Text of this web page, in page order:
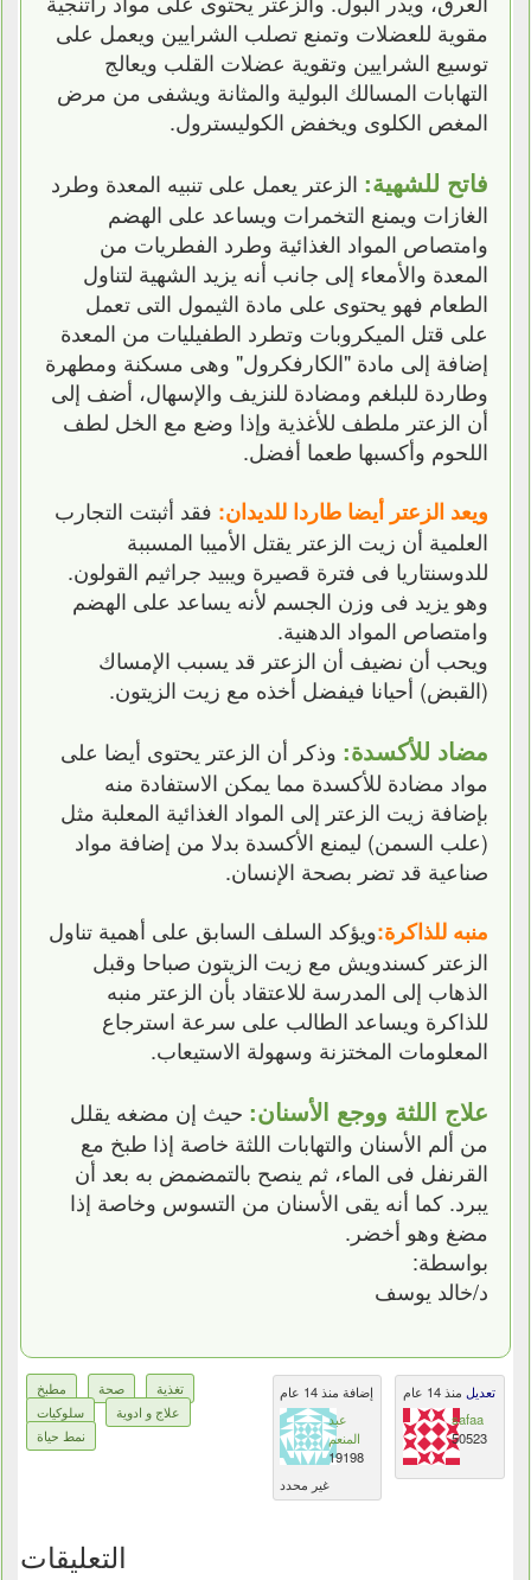
مقوية للعضلات وتمنع تصلب الشرايين ويعمل على
توسيع الشرايين وتقوية عضلات القلب ويعالج
التهابات المسالك البولية والمثانة ويشفى من مرض
المغص الكلوى ويخفض الكوليسترول.
فاتح للشهية: الزعتر يعمل على تنبيه المعدة وطرد
الغازات ويمنع التخمرات ويساعد على الهضم
وامتصاص المواد الغذائية وطرد الفطريات من
المعدة والأمعاء إلى جانب أنه يزيد الشهية لتناول
الطعام فهو يحتوى على مادة الثيمول التى تعمل
على قتل الميكروبات وتطرد الطفيليات من المعدة
إضافة إلى مادة "الكارفكرول" وهى مسكنة ومطهرة
وطاردة للبلغم ومضادة للنزيف والإسهال، أضف إلى
أن الزعتر ملطف للأغذية وإذا وضع مع الخل لطف
اللحوم وأكسبها طعما أفضل.
ويعد الزعتر أيضا طاردا للديدان: فقد أثبتت التجارب
العلمية أن زيت الزعتر يقتل الأميبا المسببة
للدوسنتاريا فى فترة قصيرة ويبيد جراثيم القولون.
وهو يزيد فى وزن الجسم لأنه يساعد على الهضم
وامتصاص المواد الدهنية.
ويحب أن نضيف أن الزعتر قد يسبب الإمساك
(القبض) أحيانا فيفضل أخذه مع زيت الزيتون.
مضاد للأكسدة: وذكر أن الزعتر يحتوى أيضا على
مواد مضادة للأكسدة مما يمكن الاستفادة منه
بإضافة زيت الزعتر إلى المواد الغذائية المعلبة مثل
(علب السمن) ليمنع الأكسدة بدلا من إضافة مواد
صناعية قد تضر بصحة الإنسان.
منبه للذاكرة:ويؤكد السلف السابق على أهمية تناول
الزعتر كسندويش مع زيت الزيتون صباحا وقبل
الذهاب إلى المدرسة للاعتقاد بأن الزعتر منبه
للذاكرة ويساعد الطالب على سرعة استرجاع
المعلومات المختزنة وسهولة الاستيعاب.
علاج اللثة ووجع الأسنان: حيث إن مضغه يقلل
من ألم الأسنان والتهابات اللثة خاصة إذا طبخ مع
القرنفل فى الماء، ثم ينصح بالتمضمض به بعد أن
يبرد. كما أنه يقى الأسنان من التسوس وخاصة إذا
مضغ وهو أخضر.
بواسطة:
د/خالد يوسف
تغذية صحة
مطبخ
علاج و ادوية
سلوكيات
نمط حياة
إضافة منذ 14 عام
عبد
المنعم
19198
غير محدد
تعديل منذ 14 عام
safaa
50523
التعليقات